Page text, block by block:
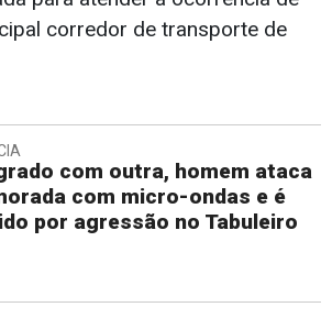
corredor de transporte de
com outra, homem ataca
com micro-ondas e é
por agressão no Tabuleiro